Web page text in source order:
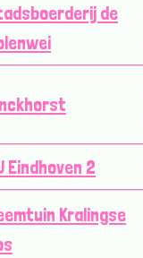
de
Eindhoven 2
Kralingse